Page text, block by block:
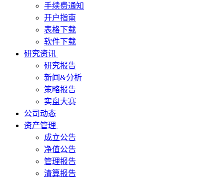
手续费通知
开户指南
表格下载
软件下载
研究资讯
研究报告
新闻&分析
策略报告
实盘大赛
公司动态
资产管理
成立公告
净值公告
管理报告
清算报告